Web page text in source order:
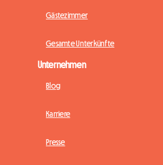
Gästezimmer
Gesamte Unterkünfte
Unternehmen
Blog
Karriere
Presse